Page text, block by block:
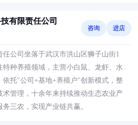
有限责任公司
咨询 进店
公司坐落于武汉市洪山区狮子山街1
特种养殖领域，主营小白鼠、龙虾、水
依托"公司+基地+养殖户"创新模式，整
术管理，十余年来持续推动生态农业产
三农，实现产业链共赢。